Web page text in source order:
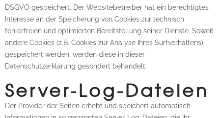
DSGVO gespeichert. Der Websitebetreiber hat ein berechtigtes
Interesse an der Speicherung von Cookies zur technisch
fehlerfreien und optimierten Bereitstellung seiner Dienste. Soweit
andere Cookies (z.B. Cookies zur Analyse Ihres Surfverhaltens)
gespeichert werden, werden diese in dieser
Datenschutzerklärung gesondert behandelt.
Server-Log-Dateien
Der Provider der Seiten erhebt und speichert automatisch